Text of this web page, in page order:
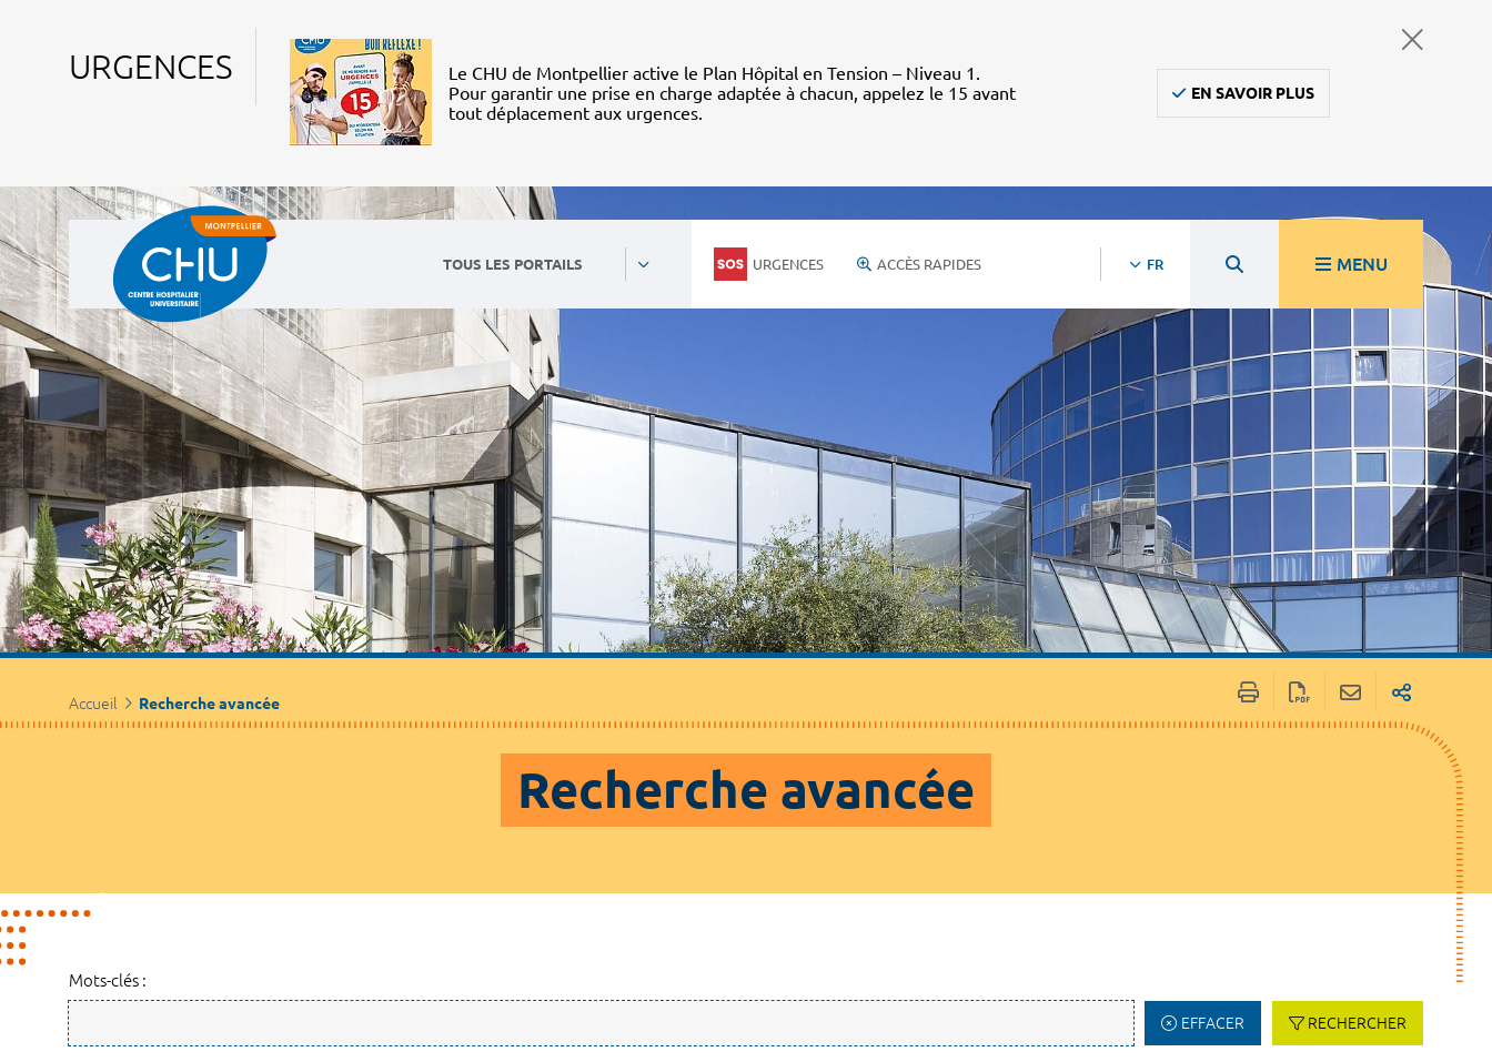
URGENCES
Le CHU de Montpellier active le Plan Hôpital en Tension – Niveau 1.
Pour garantir une prise en charge adaptée à chacun, appelez le 15 avant
tout déplacement aux urgences.
EN SAVOIR PLUS
TOUS LES PORTAILS URGENCES ACCÈS RAPIDES FR MENU
Accueil Recherche avancée
Recherche avancée
Mots-clés :
EFFACER RECHERCHER